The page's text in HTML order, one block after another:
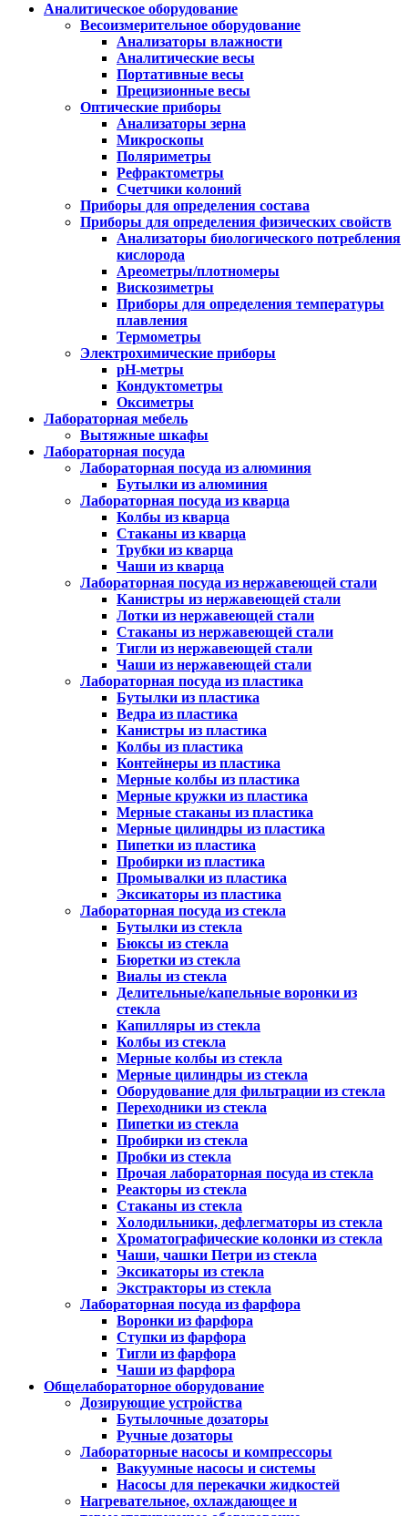
Аналитическое оборудование
Весоизмерительное оборудование
Анализаторы влажности
Аналитические весы
Портативные весы
Прецизионные весы
Оптические приборы
Анализаторы зерна
Микроскопы
Поляриметры
Рефрактометры
Счетчики колоний
Приборы для определения состава
Приборы для определения физических свойств
Анализаторы биологического потребления
кислорода
Ареометры/плотномеры
Вискозиметры
Приборы для определения температуры
плавления
Термометры
Электрохимические приборы
pH-метры
Кондуктометры
Оксиметры
Лабораторная мебель
Вытяжные шкафы
Лабораторная посуда
Лабораторная посуда из алюминия
Бутылки из алюминия
Лабораторная посуда из кварца
Колбы из кварца
Стаканы из кварца
Трубки из кварца
Чаши из кварца
Лабораторная посуда из нержавеющей стали
Канистры из нержавеющей стали
Лотки из нержавеющей стали
Стаканы из нержавеющей стали
Тигли из нержавеющей стали
Чаши из нержавеющей стали
Лабораторная посуда из пластика
Бутылки из пластика
Ведра из пластика
Канистры из пластика
Колбы из пластика
Контейнеры из пластика
Мерные колбы из пластика
Мерные кружки из пластика
Мерные стаканы из пластика
Мерные цилиндры из пластика
Пипетки из пластика
Пробирки из пластика
Промывалки из пластика
Эксикаторы из пластика
Лабораторная посуда из стекла
Бутылки из стекла
Бюксы из стекла
Бюретки из стекла
Виалы из стекла
Делительные/капельные воронки из
стекла
Капилляры из стекла
Колбы из стекла
Мерные колбы из стекла
Мерные цилиндры из стекла
Оборудование для фильтрации из стекла
Переходники из стекла
Пипетки из стекла
Пробирки из стекла
Пробки из стекла
Прочая лабораторная посуда из стекла
Реакторы из стекла
Стаканы из стекла
Холодильники, дефлегматоры из стекла
Хроматографические колонки из стекла
Чаши, чашки Петри из стекла
Эксикаторы из стекла
Экстракторы из стекла
Лабораторная посуда из фарфора
Воронки из фарфора
Ступки из фарфора
Тигли из фарфора
Чаши из фарфора
Общелабораторное оборудование
Дозирующие устройства
Бутылочные дозаторы
Ручные дозаторы
Лабораторные насосы и компрессоры
Вакуумные насосы и системы
Насосы для перекачки жидкостей
Нагревательное, охлаждающее и